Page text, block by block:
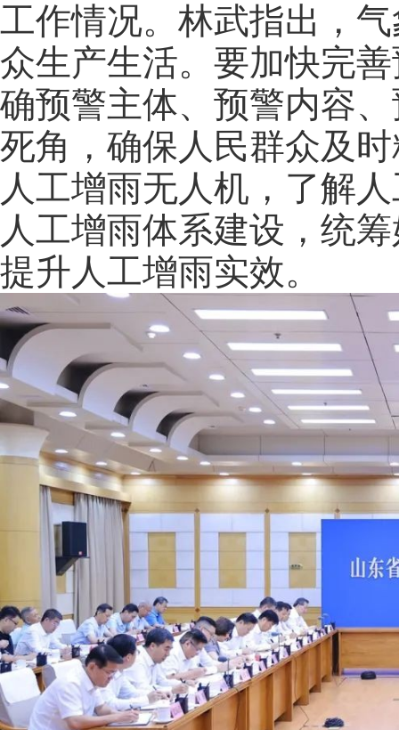
工作情况。林武指出，
众生产生活。要加快完
确预警主体、预警内容
死角，确保人民群众及
人工增雨无人机，了解
人工增雨体系建设，统
提升人工增雨实效。